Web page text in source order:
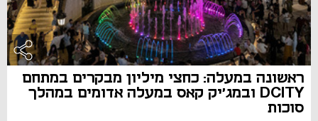
ראשונה במעלה: כחצי מיליון מבקרים במתחם
DCITY ובמג'יק קאס במעלה אדומים במהלך
סוכות